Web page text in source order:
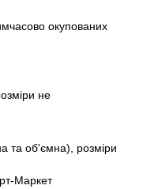
окупованих
не
та об'ємна), розміри